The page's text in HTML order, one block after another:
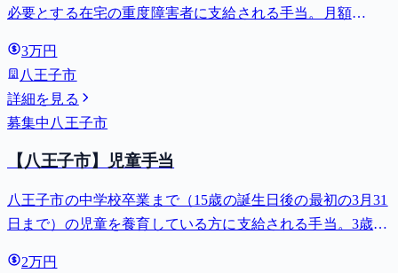
必要とする在宅の重度障害者に支給される手当。月額
3万円
八王子市
詳細を見る
募集中 八王子市
【八王子市】児童手当
八王子市の中学校卒業まで（15歳の誕生日後の最初の3月31
日まで）の児童を養育している方に支給される手当。3歳未
2万円